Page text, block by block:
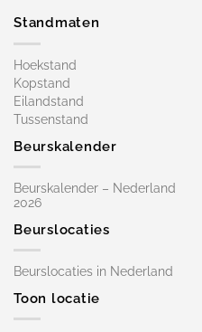
Standmaten
Hoekstand
Kopstand
Eilandstand
Tussenstand
Beurskalender
Beurskalender – Nederland
2026
Beurslocaties
Beurslocaties in Nederland
Toon locatie